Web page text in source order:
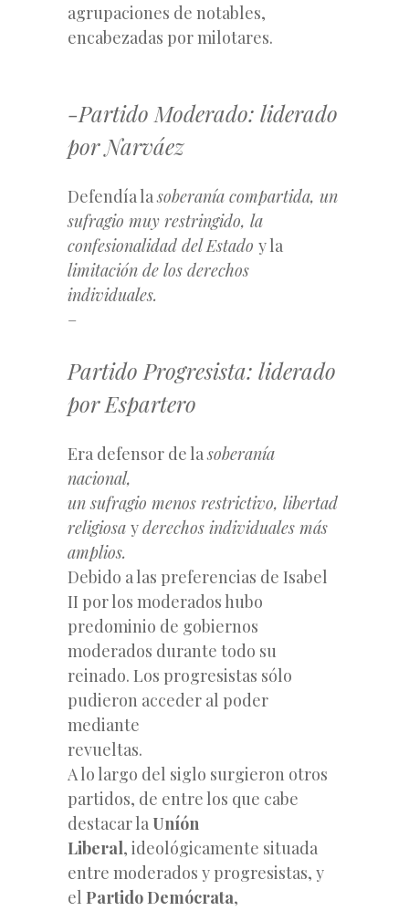
agrupaciones de notables,
encabezadas por milotares.
-Partido Moderado: liderado
por Narváez
Defendía lasoberanía compartida, un
sufragio muy restringido, la
confesionalidad del Estado y la
limitación de los derechos
individuales.
–
Partido Progresista: liderado
por Espartero
Era defensor de lasoberanía
nacional,
un sufragio menos restrictivo, libertad
religiosa yderechos individuales más
amplios.
Debido a las preferencias de Isabel
II por los moderados hubo
predominio de gobiernos
moderados durante todo su
reinado. Los progresistas sólo
pudieron acceder al poder
mediante
revueltas.
A lo largo del siglo surgieron otros
partidos, de entre los que cabe
destacar la Uníón
Liberal, ideológicamente situada
entre moderados y progresistas, y
el Partido Demócrata,